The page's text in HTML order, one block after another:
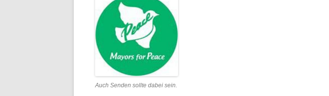
Auch Senden sollte dabei sein.